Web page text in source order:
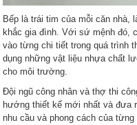
Bếp là trái tim của mỗi căn
khắc gia đình. Với sứ mệnh đó,
vào từng chi tiết trong quá trình
dụng những vật liệu nhựa chất
cho môi trường.
Đội ngũ công nhân và thợ thi
hướng thiết kế mới nhất và đưa
nhu cầu và phong cách của